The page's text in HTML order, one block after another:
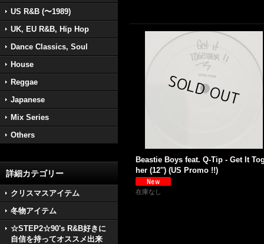
US R&B (〜1989)
UK, EU R&B, Hip Hop
Dance Classics, Soul
House
Reggae
Japanese
Mix Series
Others
詳細カテゴリー
クリスマスアイテム
冬物アイテム
☆STEP2☆90's R&B好きに
自信を持ってオススメ出来
Beastie Boys feat. Q-Tip - Get It
her (12'') (US Promo !!)
在庫なし